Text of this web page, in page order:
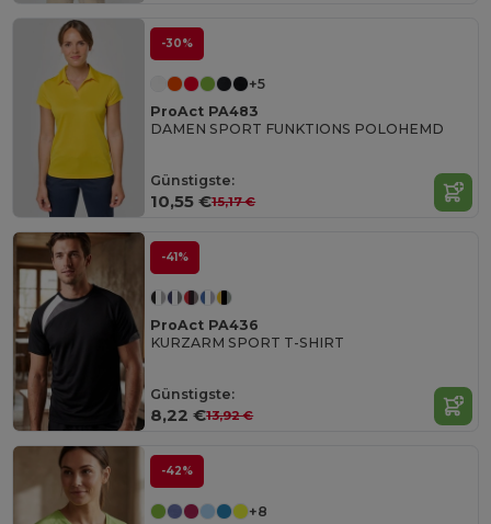
-30%
+5
ProAct PA483
DAMEN SPORT FUNKTIONS POLOHEMD
Günstigste:
10,55 €15,17 €
-41%
ProAct PA436
KURZARM SPORT T-SHIRT
Günstigste:
8,22 €13,92 €
-42%
+8